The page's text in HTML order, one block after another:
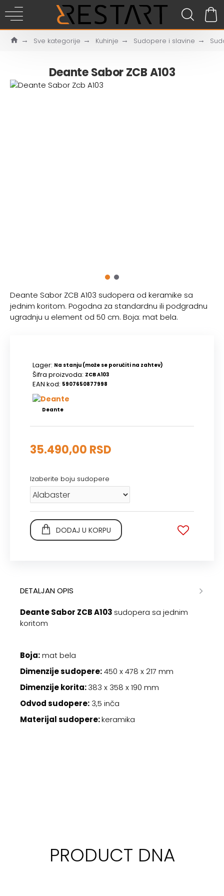
Sve kategorije Kuhinje Sudopere i slavine
Deante Sabor ZCB A103
Deante Sabor ZCB A103 sudopera od keramike sa
jednim koritom. Pogodna za standardnu ili podgradnu
ugradnju u element od 50 cm. Boja: mat bela.
Lager: Na stanju (može se poručiti na zahtev)
Šifra proizvoda: ZCB A103
EAN kod: 5907650877998
Deante
35.490,00 RSD
Izaberite boju sudopere
DODAJ U KORPU
DETALJAN OPIS
Deante Sabor ZCB A103 sudopera sa jednim
koritom
Boja:mat bela
Dimenzije sudopere:450 x 478 x 217 mm
Dimenzije korita:383 x 358 x 190 mm
Odvod sudopere: 3,5 inča
Materijal sudopere:keramika
PRODUCT DNA